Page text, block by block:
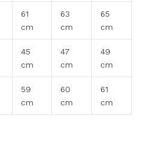
61
cm
63
cm
65
cm
45
cm
47
cm
49
cm
59
cm
60
cm
61
cm